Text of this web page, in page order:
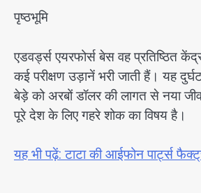
पृष्ठभूमि
एडवर्ड्स एयरफोर्स बेस वह प्रतिष्ठित
कई परीक्षण उड़ानें भरी जाती हैं। यह
बेड़े को अरबों डॉलर की लागत से नया
पूरे देश के लिए गहरे शोक का विषय है।
यह भी पढ़ें: टाटा की आईफोन पार्ट्स